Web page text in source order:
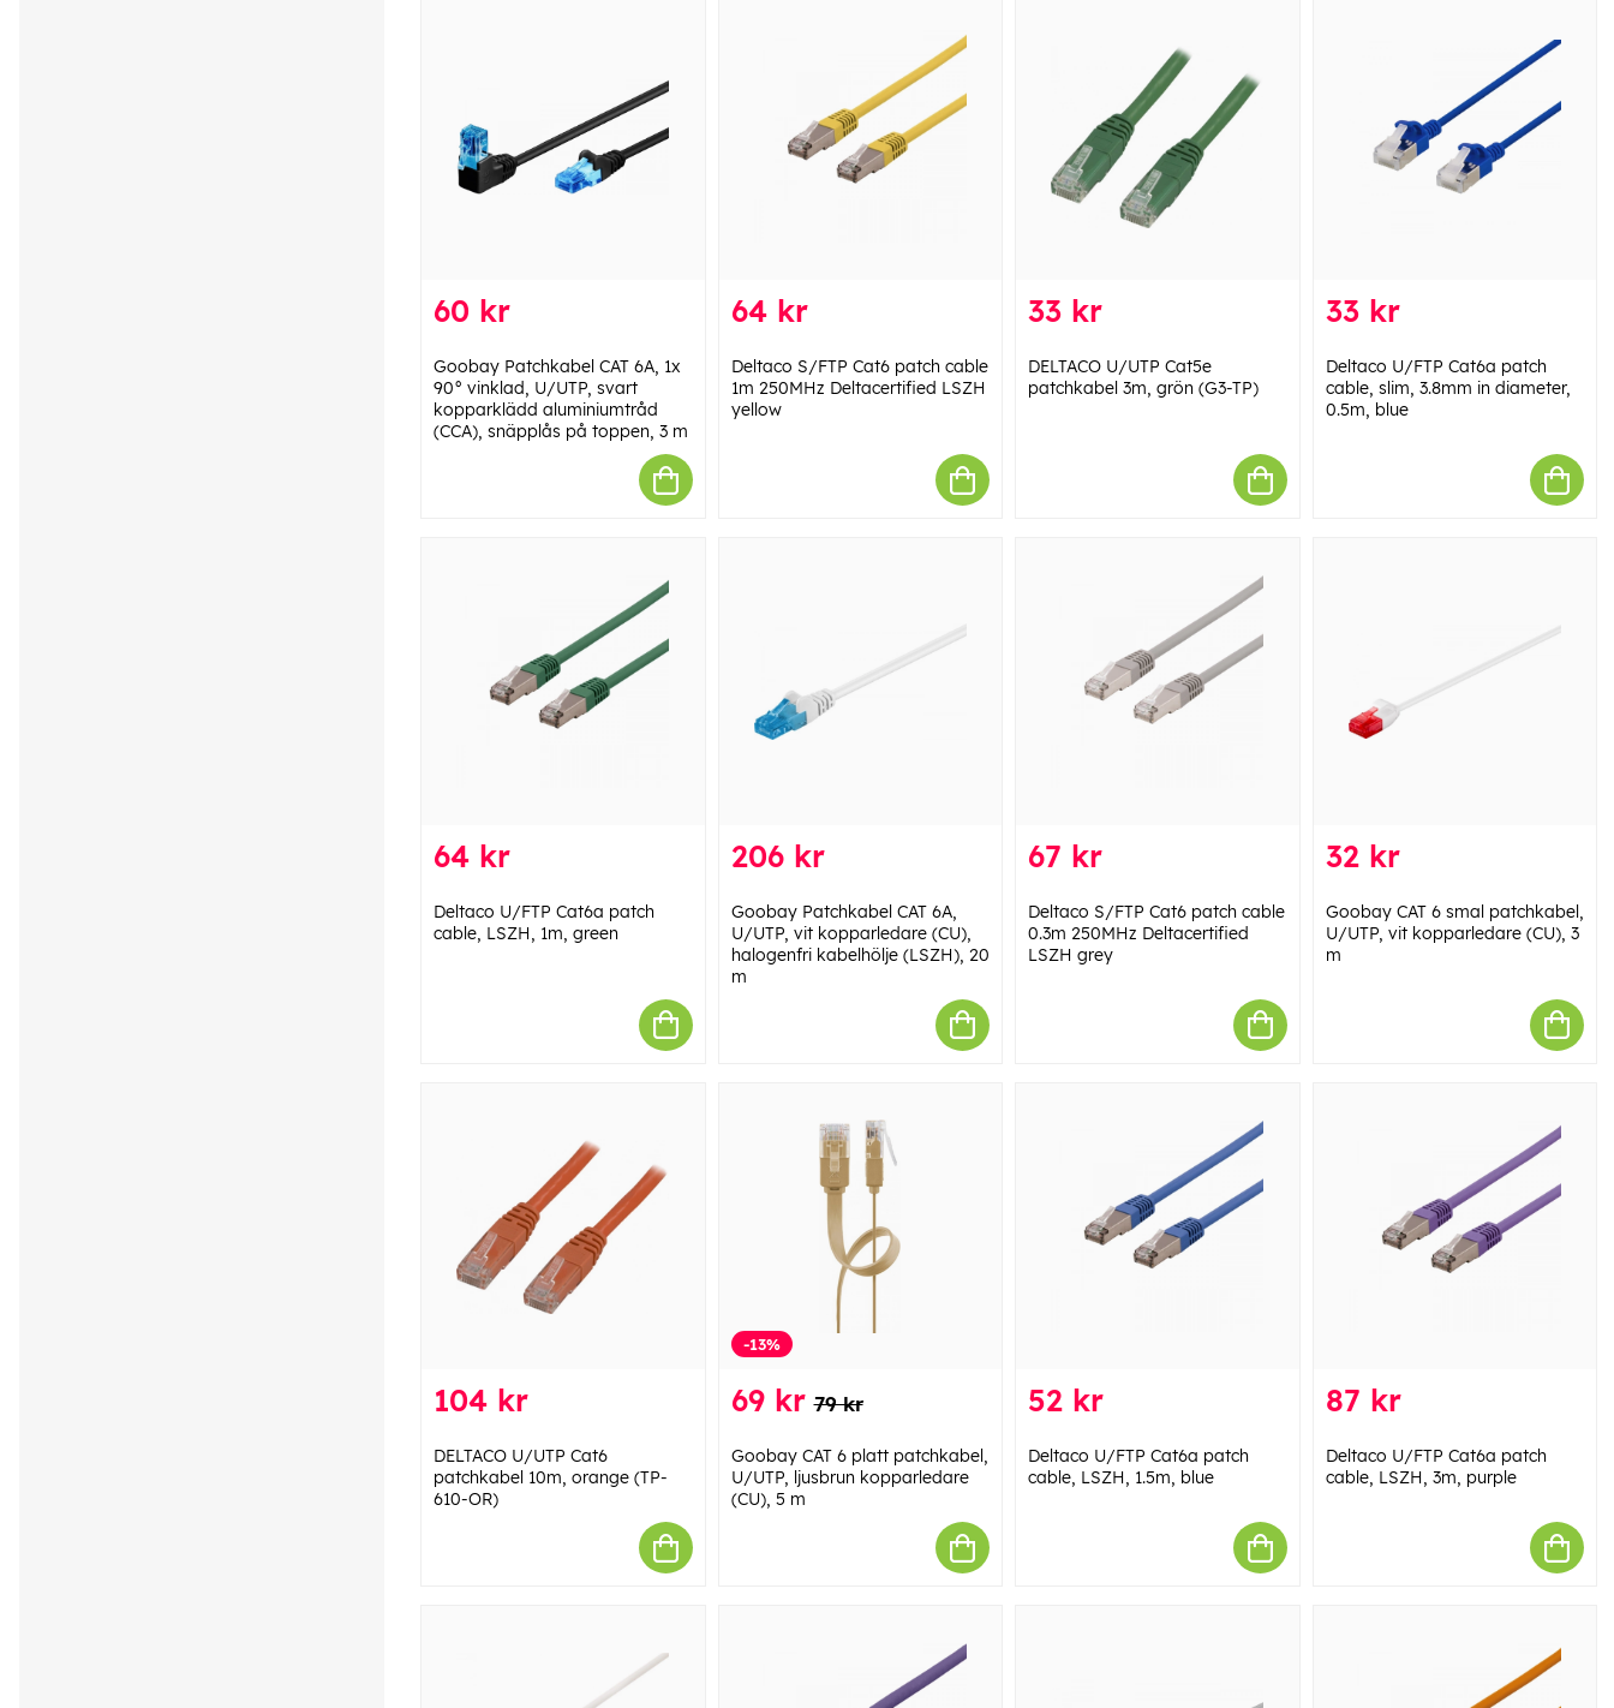
60 kr
Goobay Patchkabel CAT 6A, 1x
90° vinklad, U/UTP, svart
kopparklädd aluminiumtråd
(CCA), snäpplås på toppen, 3 m
64 kr
Deltaco S/FTP Cat6 patch cable
1m 250MHz Deltacertified LSZH
yellow
33 kr
DELTACO U/UTP Cat5e
patchkabel 3m, grön (G3-TP)
33 kr
Deltaco U/FTP Cat6a patch
cable, slim, 3.8mm in diameter,
0.5m, blue
64 kr
Deltaco U/FTP Cat6a patch
cable, LSZH, 1m, green
206 kr
Goobay Patchkabel CAT 6A,
U/UTP, vit kopparledare (CU),
halogenfri kabelhölje (LSZH), 20
m
67 kr
Deltaco S/FTP Cat6 patch cable
0.3m 250MHz Deltacertified
LSZH grey
32 kr
Goobay CAT 6 smal patchkabel,
U/UTP, vit kopparledare (CU), 3
m
104 kr
DELTACO U/UTP Cat6
patchkabel 10m, orange (TP-
610-OR)
-13%
69 kr 79 kr
Goobay CAT 6 platt patchkabel,
U/UTP, ljusbrun kopparledare
(CU), 5 m
52 kr
Deltaco U/FTP Cat6a patch
cable, LSZH, 1.5m, blue
87 kr
Deltaco U/FTP Cat6a patch
cable, LSZH, 3m, purple